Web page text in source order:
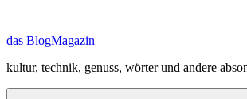
springen
das BlogMagazin
kultur, technik, genuss, wörter und andere